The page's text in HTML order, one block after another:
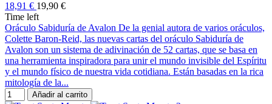
18,91 € 19,90 €
Time left
Oráculo Sabiduría de Avalon De la genial autora de varios oráculos,
Colette Baron-Reid, las nuevas cartas del oráculo Sabiduría de
Avalon son un sistema de adivinación de 52 cartas, que se basa en
una herramienta inspiradora para unir el mundo invisible del Espíritu
y el mundo físico de nuestra vida cotidiana. Están basadas en la rica
mitología de la...
Añadir al carrito